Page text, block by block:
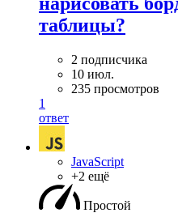
таблицы?
2 подписчика
10 июл.
235 просмотров
1
ответ
JavaScript
+2 ещё
Простой